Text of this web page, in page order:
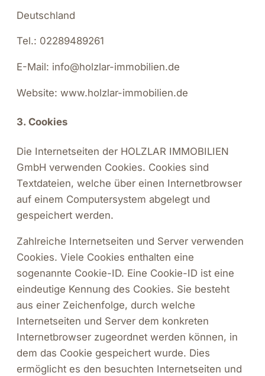
Deutschland
Tel.: 02289489261
E-Mail: info@holzlar-immobilien.de
Website: www.holzlar-immobilien.de
3. Cookies
Die Internetseiten der HOLZLAR IMMOBILIEN
GmbH verwenden Cookies. Cookies sind
Textdateien, welche über einen Internetbrowser
auf einem Computersystem abgelegt und
gespeichert werden.
Zahlreiche Internetseiten und Server verwenden
Cookies. Viele Cookies enthalten eine
sogenannte Cookie-ID. Eine Cookie-ID ist eine
eindeutige Kennung des Cookies. Sie besteht
aus einer Zeichenfolge, durch welche
Internetseiten und Server dem konkreten
Internetbrowser zugeordnet werden können, in
dem das Cookie gespeichert wurde. Dies
ermöglicht es den besuchten Internetseiten und